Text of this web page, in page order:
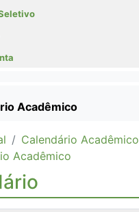
Acadêmico
Calendário Acadêmico
Acadêmico